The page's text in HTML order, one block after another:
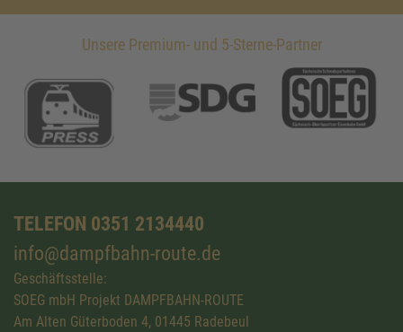
Unsere Premium- und 5-Sterne-Partner
TELEFON 0351 2134440
info@dampfbahn-route.de
Geschäftsstelle:
SOEG mbH Projekt DAMPFBAHN-ROUTE
Am Alten Güterboden 4, 01445 Radebeul